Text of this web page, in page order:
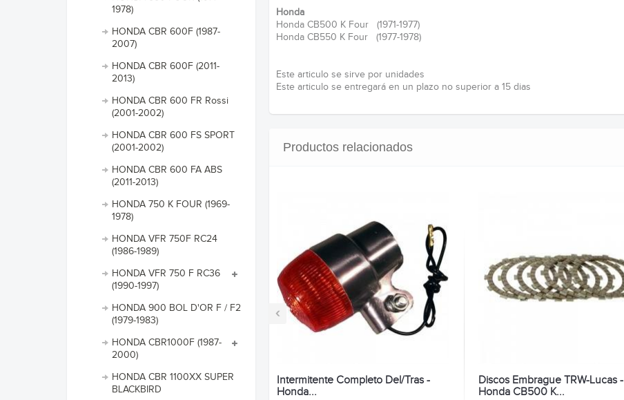
1978)
HONDA CBR 600F (1987-
2007)
HONDA CBR 600F (2011-
2013)
HONDA CBR 600 FR Rossi
(2001-2002)
HONDA CBR 600 FS SPORT
(2001-2002)
HONDA CBR 600 FA ABS
(2011-2013)
HONDA 750 K FOUR (1969-
1978)
HONDA VFR 750F RC24
(1986-1989)
HONDA VFR 750 F RC36
(1990-1997)
HONDA 900 BOL D'OR F / F2
(1979-1983)
HONDA CBR1000F (1987-
2000)
HONDA CBR 1100XX SUPER
BLACKBIRD
Honda
Honda CB500 K Four (1971-1977)
Honda CB550 K Four (1977-1978)
Este articulo se sirve por unidades
Este articulo se entregará en un plazo no superior a 15 dias
Productos relacionados
‹
Intermitente Completo Del/Tras -
Honda...
Discos Embrague TRW-Lucas -
Honda CB500 K...